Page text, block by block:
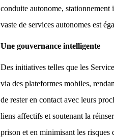
conduite autonome, stationnement
vaste de services autonomes est
Une gouvernance intelligente
Des initiatives telles que les
via des plateformes mobiles,
de rester en contact avec leurs
liens affectifs et soutenant la
prison et en minimisant les risques